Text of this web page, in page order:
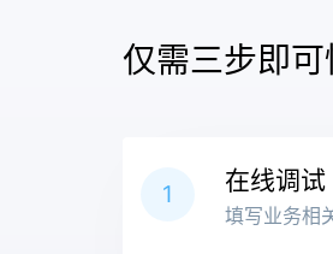
失落文案
【开发者学习】ck
仅需三步即
1 在线调试
填写业务相